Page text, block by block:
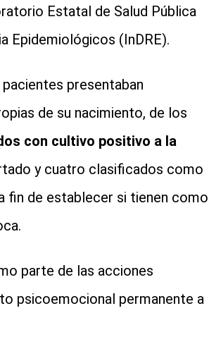
Estatal de Salud Pública
Epidemiológicos (InDRE).
presentaban
de su nacimiento, de los
con cultivo positivo a la
y cuatro clasificados como
fin de establecer si tienen como
parte de las acciones
psicoemocional permanente a